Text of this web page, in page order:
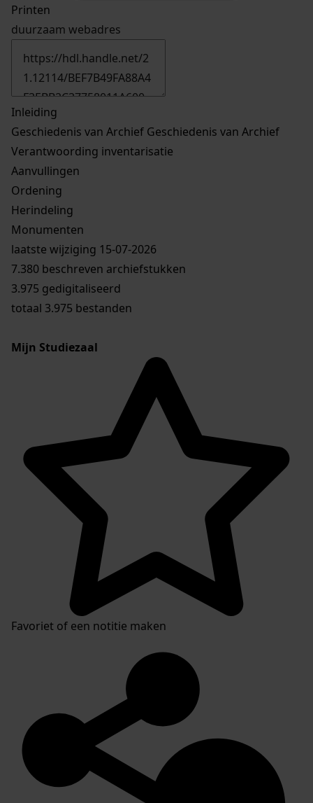
Printen
duurzaam webadres
Inleiding
Geschiedenis van Archief Geschiedenis van Archief
Verantwoording inventarisatie
Aanvullingen
Ordening
Herindeling
Monumenten
laatste wijziging 15-07-2026
7.380 beschreven archiefstukken
3.975 gedigitaliseerd
totaal 3.975 bestanden
Mijn Studiezaal
Favoriet of een notitie maken